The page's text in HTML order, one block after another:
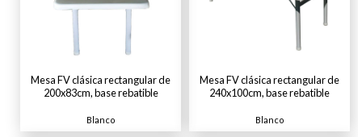
Mesa FV clásica rectangular de
200x83cm, base rebatible
Blanco
Mesa FV clásica rectangular de
240x100cm, base rebatible
Blanco